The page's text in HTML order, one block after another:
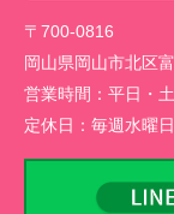
〒700-0816
岡山県岡山市北区
営業時間： 平日・
定休日： 毎週水曜